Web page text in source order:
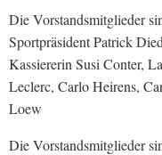
Die Vorstandsmitglieder
Sportpräsident Patrick
Kassiererin Susi Conter,
Leclerc, Carlo Heirens,
Loew
Die Vorstandsmitglieder